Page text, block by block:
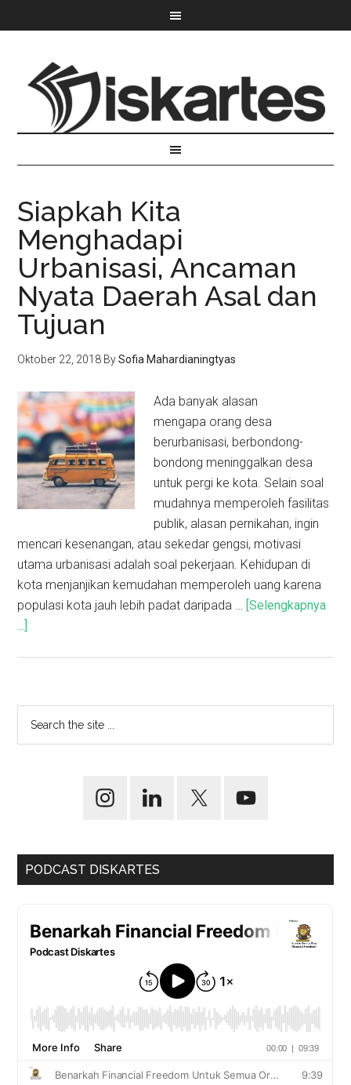
Siapkah Kita
Menghadapi
Urbanisasi, Ancaman
Nyata Daerah Asal dan
Tujuan
Oktober 22, 2018 BySofia Mahardianingtyas
Ada banyak alasan
mengapa orang desa
berurbanisasi, berbondong-
bondong meninggalkan desa
untuk pergi ke kota. Selain soal
mudahnya memperoleh fasilitas
publik, alasan pernikahan, ingin
mencari kesenangan, atau sekedar gengsi, motivasi
utama urbanisasi adalah soal pekerjaan. Kehidupan di
kota menjanjikan kemudahan memperoleh uang karena
populasi kota jauh lebih padat daripada … [Selengkapnya
...]
PODCAST DISKARTES